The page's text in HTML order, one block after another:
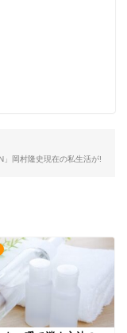
岡村隆史現在の私生活が!